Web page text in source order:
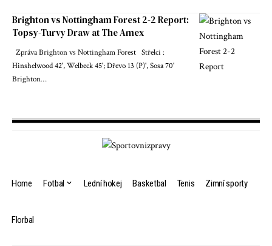
Brighton vs Nottingham Forest 2-2 Report:
Topsy-Turvy Draw at The Amex
Zpráva Brighton vs Nottingham Forest Střelci :
Hinshelwood 42', Welbeck 45'; Dřevo 13 (P)', Sosa 70'
Brighton…
Home Fotbal Lední hokej Basketbal Tenis Zimní sporty
Florbal